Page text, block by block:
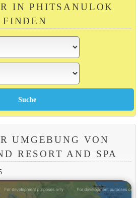
IN PHITSANULOK
FINDEN
UMGEBUNG VON
RESORT AND SPA